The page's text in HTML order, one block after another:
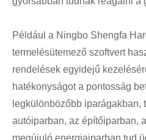
Például a Ningbo Shengfa
termelésütemező szoftvert
rendelések egyidejű
hatékonyságot a pontosság
legkülönbözőbb iparágakban,
autóiparban, az építőiparban,